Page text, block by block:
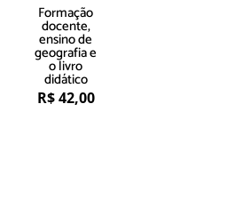
Formação
docente,
ensino de
geografia e
o livro
didático
R$42,00